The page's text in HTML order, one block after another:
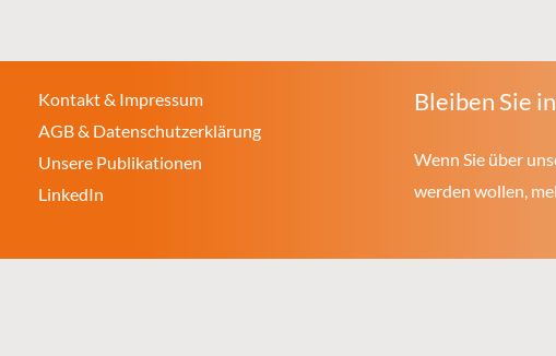
Kontakt & Impressum
AGB & Datenschutzerklärung
Unsere Publikationen
LinkedIn
Bleiben Sie
Wenn Sie über
werden wollen,